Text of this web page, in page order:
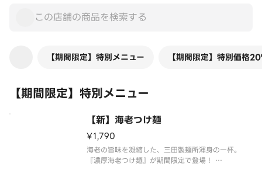
【期間限定】特別メニュー 【期間限定】特別価格
【期間限定】特別メニュー
【新】海老つけ麺
¥1,790
海老の旨味を凝縮した、三田製麺所渾身の一杯。
『濃厚海老つけ麺』が期間限定で登場！